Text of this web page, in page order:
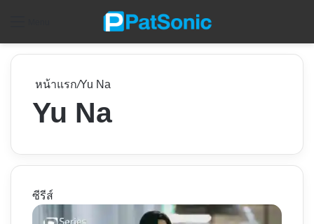
หน้าแรก/Yu Na
Yu Na
ซีรีส์